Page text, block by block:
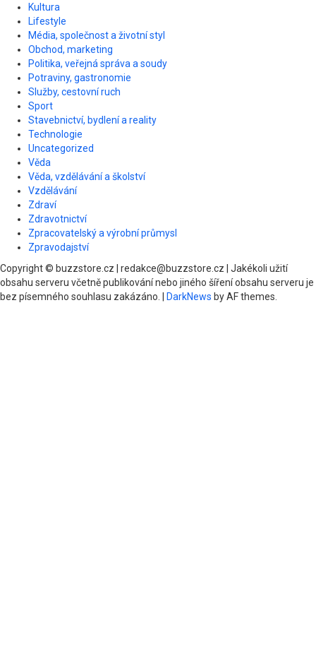
Kultura
Lifestyle
Média, společnost a životní styl
Obchod, marketing
Politika, veřejná správa a soudy
Potraviny, gastronomie
Služby, cestovní ruch
Sport
Stavebnictví, bydlení a reality
Technologie
Uncategorized
Věda
Věda, vzdělávání a školství
Vzdělávání
Zdraví
Zdravotnictví
Zpracovatelský a výrobní průmysl
Zpravodajství
Copyright © buzzstore.cz | redakce@buzzstore.cz | Jakékoli užití
obsahu serveru včetně publikování nebo jiného šíření obsahu serveru je
bez písemného souhlasu zakázáno.
DarkNews by AF themes.